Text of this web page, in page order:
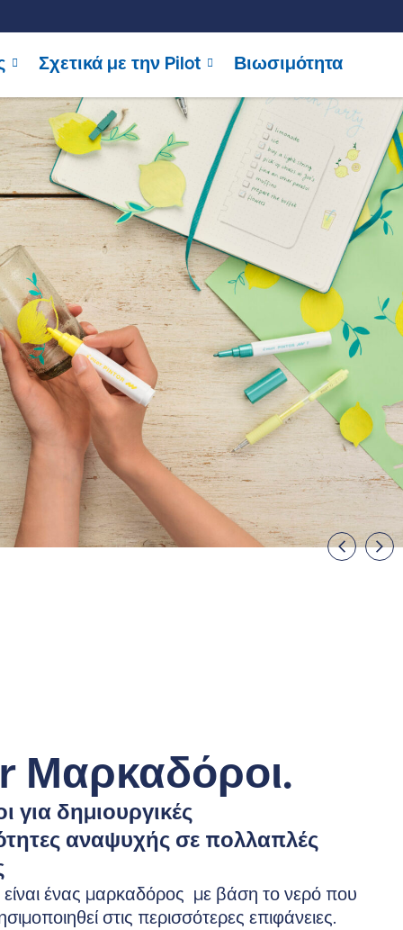
Σχετικά με την Pilot Βιωσιμότητα
Μαρκαδόροι.
για δημιουργικές
αναψυχής σε πολλαπλές
ένας μαρκαδόρος με βάση το νερό που
στις περισσότερες επιφάνειες.